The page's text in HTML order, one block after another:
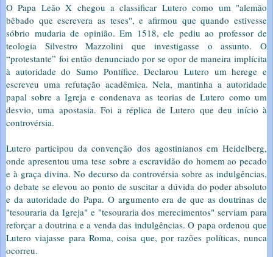
O Papa Leão X chegou a classificar Lutero como um "alemão
bêbado que escrevera as teses", e afirmou que quando estivesse
sóbrio mudaria de opinião. Em 1518, ele pediu ao professor de
teologia Silvestro Mazzolini que investigasse o assunto. O
“protestante” foi então denunciado por se opor de maneira implícita
à autoridade do Sumo Pontífice. Declarou Lutero um herege e
escreveu uma refutação acadêmica. Nela, mantinha a autoridade
papal sobre a Igreja e condenava as teorias de Lutero como um
desvio, uma apostasia. Foi a réplica de Lutero que deu início à
controvérsia.
Lutero participou da convenção dos agostinianos em Heidelberg,
onde apresentou uma tese sobre a escravidão do homem ao pecado
e à graça divina. No decurso da controvérsia sobre as indulgências,
o debate se elevou ao ponto de suscitar a dúvida do poder absoluto
e da autoridade do Papa. O argumento era de que as doutrinas de
"tesouraria da Igreja" e "tesouraria dos merecimentos" serviam para
reforçar a doutrina e a venda das indulgências. O papa ordenou que
Lutero viajasse para Roma, coisa que, por razões políticas, nunca
ocorreu.